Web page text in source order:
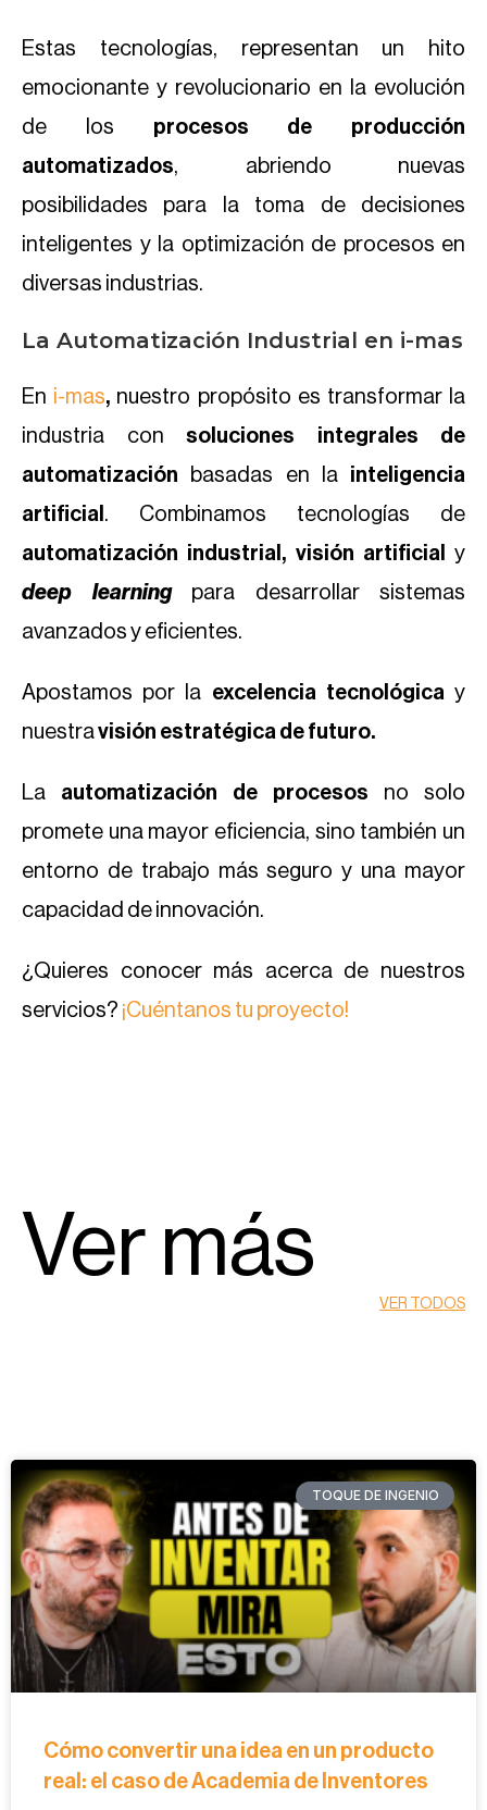
Estas tecnologías, representan un hito
emocionante y revolucionario en la evolución
de los procesos de producción
automatizados, abriendo nuevas
posibilidades para la toma de decisiones
inteligentes y la optimización de procesos en
diversas industrias.
La Automatización Industrial en i-mas
En i-mas, nuestro propósito es transformar la
industria con soluciones integrales de
automatización basadas en la inteligencia
artificial . Combinamos tecnologías de
automatización industrial, visión artificial
y
deep learningpara desarrollar sistemas
avanzados y eficientes.
Apostamos por la excelencia tecnológicay
nuestravisión estratégica de futuro.
La automatización de procesos no solo
promete una mayor eficiencia, sino también un
entorno de trabajo más seguro y una mayor
capacidad de innovación.
¿Quieres conocer más acerca de nuestros
servicios? ¡Cuéntanos tu proyecto!
Ver más
VER TODOS
TOQUE DE INGENIO
Cómo convertir una idea en un producto
real: el caso de Academia de Inventores